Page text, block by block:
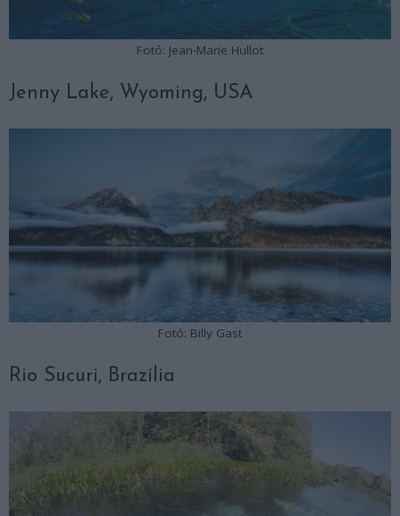
Fotó: Jean-Marie Hullot
Jenny Lake, Wyoming, USA
Fotó: Billy Gast
Rio Sucuri, Brazília